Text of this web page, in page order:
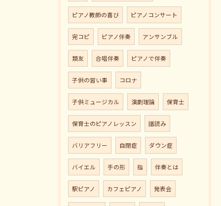
ピアノ教師の喜び ピアノコンサート
完コピ ピアノ伴奏 アンサンブル
類友 合唱伴奏 ピアノで伴奏
子供の習い事 コロナ
子供ミュージカル 演劇理論 保育士
保育士のピアノレッスン 譜読み
バリアフリー 自閉症 ダウン症
バイエル 手の形 指 伴奏とは
駅ピアノ カフェピアノ 発表会